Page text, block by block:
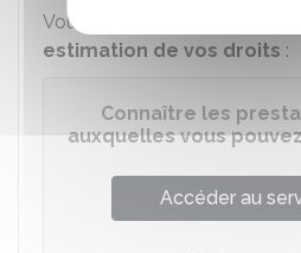
Vous pouvez utiliser un
estimation de vos droits :
Connaître les
auxquelles vous
Accéder au